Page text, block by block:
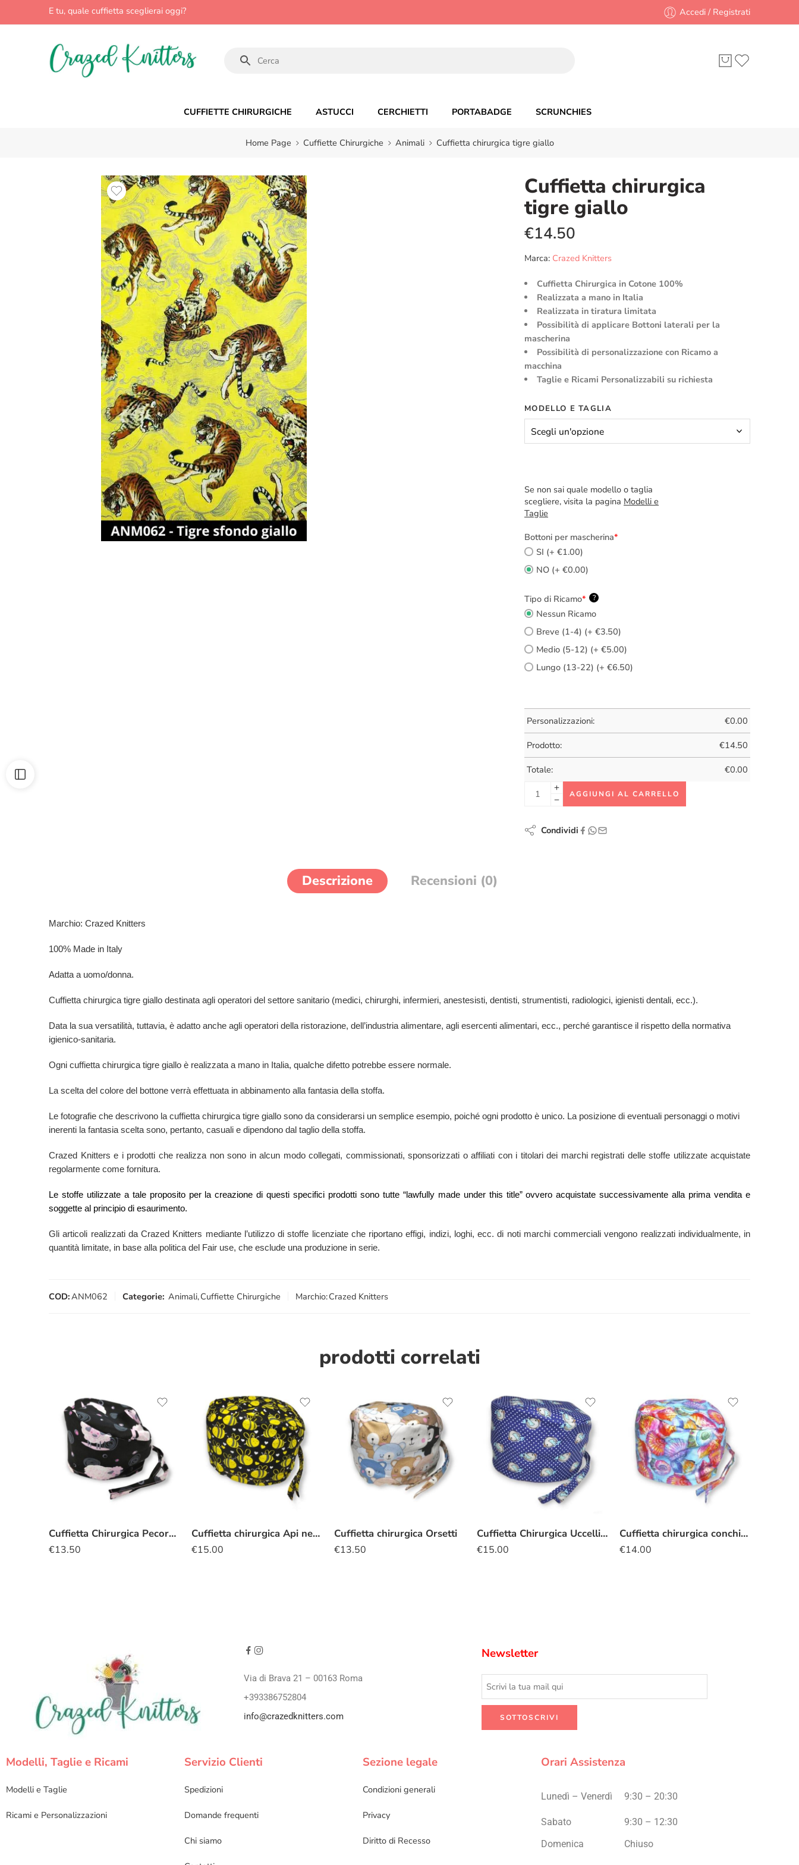
E tu, quale cuffietta sceglierai oggi? Accedi / Registrati
CUFFIETTE CHIRURGICHE ASTUCCI CERCHIETTI PORTABADGE SCRUNCHIES
Home Page Cuffiette Chirurgiche Animali Cuffietta chirurgica tigre giallo
Cuffietta chirurgica
tigre giallo
€14.50
Marca: Crazed Knitters
Cuffietta Chirurgica in Cotone 100%
Realizzata a mano in Italia
Realizzata in tiratura limitata
Possibilità di applicare Bottoni laterali per la
mascherina
Possibilità di personalizzazione con Ricamo a
macchina
Taglie e Ricami Personalizzabili su richiesta
MODELLO E TAGLIA
Se non sai quale modello o taglia
scegliere, visita la pagina Modelli e
Taglie
Bottoni per mascherina*
SI (+ €1.00)
NO (+ €0.00)
Tipo di Ricamo* ?
Nessun Ricamo
Breve (1-4) (+ €3.50)
Medio (5-12) (+ €5.00)
Lungo (13-22) (+ €6.50)
Personalizzazioni: €0.00
Prodotto: €14.50
Totale: €0.00
AGGIUNGI AL CARRELLO
Condividi
Descrizione Recensioni (0)
Marchio: Crazed Knitters
100% Made in Italy
Adatta a uomo/donna.
Cuffietta chirurgica tigre giallo destinata agli operatori del settore sanitario (medici, chirurghi, infermieri, anestesisti, dentisti, strumentisti, radiologici, igienisti dentali, ecc.).
Data la sua versatilità, tuttavia, è adatto anche agli operatori della ristorazione, dell’industria alimentare, agli esercenti alimentari, ecc., perché garantisce il rispetto della normativa
igienico-sanitaria.
Ogni cuffietta chirurgica tigre giallo è realizzata a mano in Italia, qualche difetto potrebbe essere normale.
La scelta del colore del bottone verrà effettuata in abbinamento alla fantasia della stoffa.
Le fotografie che descrivono la cuffietta chirurgica tigre giallo sono da considerarsi un semplice esempio, poiché ogni prodotto è unico. La posizione di eventuali personaggi o motivi
inerenti la fantasia scelta sono, pertanto, casuali e dipendono dal taglio della stoffa.
Crazed Knitters e i prodotti che realizza non sono in alcun modo collegati, commissionati, sponsorizzati o affiliati con i titolari dei marchi registrati delle stoffe utilizzate acquistate
regolarmente come fornitura.
Le stoffe utilizzate a tale proposito per la creazione di questi specifici prodotti sono tutte “lawfully made under this title” ovvero acquistate successivamente alla prima vendita e
soggette al principio di esaurimento.
Gli articoli realizzati da Crazed Knitters mediante l’utilizzo di stoffe licenziate che riportano effigi, indizi, loghi, ecc. di noti marchi commerciali vengono realizzati individualmente, in
quantità limitate, in base alla politica del Fair use, che esclude una produzione in serie.
COD:ANM062 Categorie: Animali,Cuffiette Chirurgiche Marchio:Crazed Knitters
prodotti correlati
Cuffietta Chirurgica Pecore rosa
€13.50
Cuffietta chirurgica Api nero
€15.00
Cuffietta chirurgica Orsetti
€13.50
Cuffietta Chirurgica Uccellini
€15.00
Cuffietta chirurgica conchiglie
€14.00
Via di Brava 21 – 00163 Roma
+393386752804
info@crazedknitters.com
Newsletter
Modelli, Taglie e Ricami
Modelli e Taglie
Ricami e Personalizzazioni
Servizio Clienti
Spedizioni
Domande frequenti
Chi siamo
Sezione legale
Condizioni generali
Privacy
Diritto di Recesso
Orari Assistenza
Lunedì – Venerdì 9:30 – 20:30
Sabato 9:30 – 12:30
Domenica Chiuso